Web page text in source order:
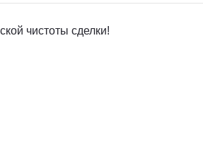
чистоты сделки!